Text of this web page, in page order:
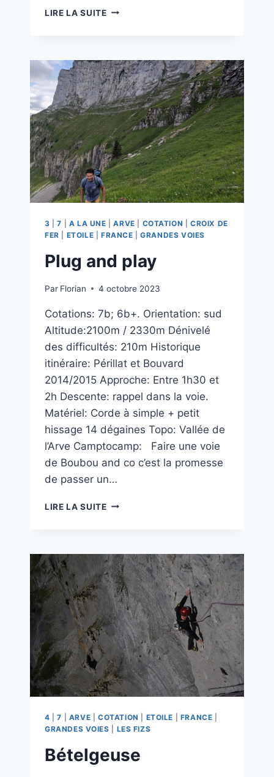
LIRE LA SUITE LES
3 |7 A LA UNE |ARVE COTATION |CROIX DE
FER
ETOILE FRANCE |GRANDES VOIES
Plug and play
Par Florian 4 octobre 2023
Cotations: 7b; 6b+. Orientation: sud
Altitude:2100m / 2330m Dénivelé
des difficultés: 210m Historique
itinéraire: Périllat et Bouvard
2014/2015 Approche: Entre 1h30 et
2h Descente: rappel dans la voie.
Matériel: Corde à simple + petit
hissage 14 dégaines Topo: Vallée de
l’Arve Camptocamp: Faire une voie
de Boubou and co c’est la promesse
de passer un…
LIRE LA SUITE PLUG
4 |7 ARVE COTATION ETOILE FRANCE
GRANDES VOIES
LES FIZS
Bételgeuse